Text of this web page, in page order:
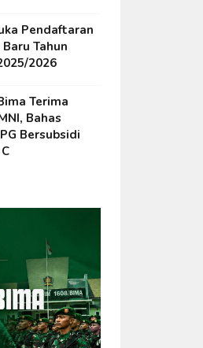
Pendaftaran
Tahun
2026
Terima
Bahas
Bersubsidi